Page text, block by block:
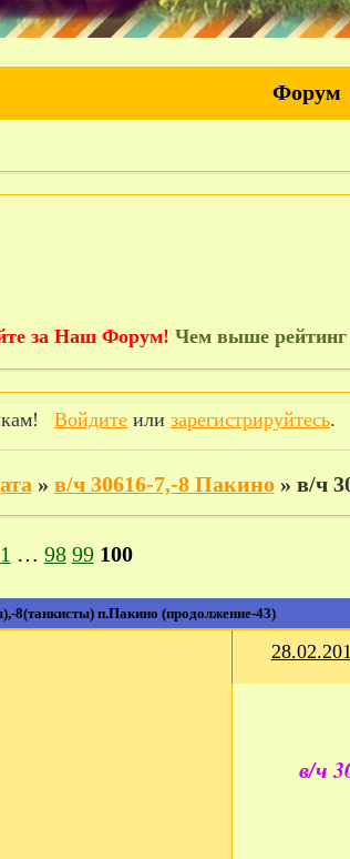
Форум
за Наш Форум! Чем выше рейтинг
Войдитеили зарегистрируйтесь.
» в/ч 30616-7,-8 Пакино » в/ч
8(танкисты) п.Пакино (продолжение-43)
1 … 98 99 100
в/ч